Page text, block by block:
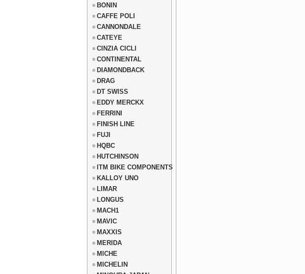
BONIN
CAFFE POLI
CANNONDALE
CATEYE
CINZIA CICLI
CONTINENTAL
DIAMONDBACK
DRAG
DT SWISS
EDDY MERCKX
FERRINI
FINISH LINE
FUJI
HQBC
HUTCHINSON
ITM BIKE COMPONENTS
KALLOY UNO
LIMAR
LONGUS
MACH1
MAVIC
MAXXIS
MERIDA
MICHE
MICHELIN